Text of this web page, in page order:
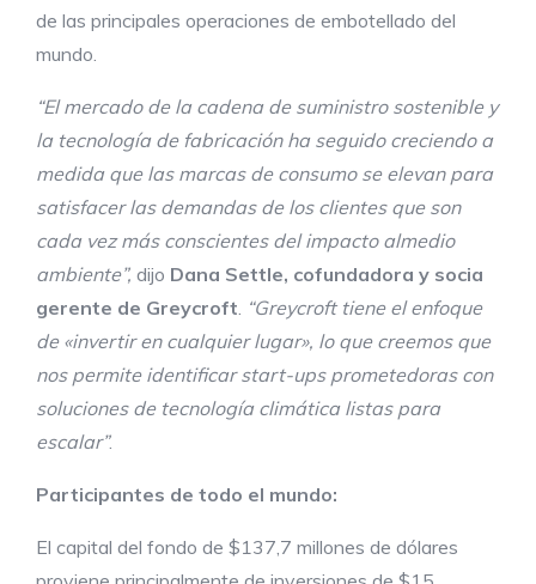
de las principales operaciones de embotellado del
mundo.
“El mercado de la cadena de suministro sostenible y
la tecnología de fabricación ha seguido creciendo a
medida que las marcas de consumo se elevan para
satisfacer las demandas de los clientes que son
cada vez más conscientes delimpacto almedio
ambiente”, dijo Dana Settle, cofundadora y socia
gerente de Greycroft “Greycroft tiene el enfoque
de «invertir en cualquier lugar», lo que creemos que
nos permite identificar start-ups prometedoras con
soluciones de tecnología climática listas para
escalar”.
Participantes de todo el mundo:
El capital del fondo de $137,7 millones de dólares